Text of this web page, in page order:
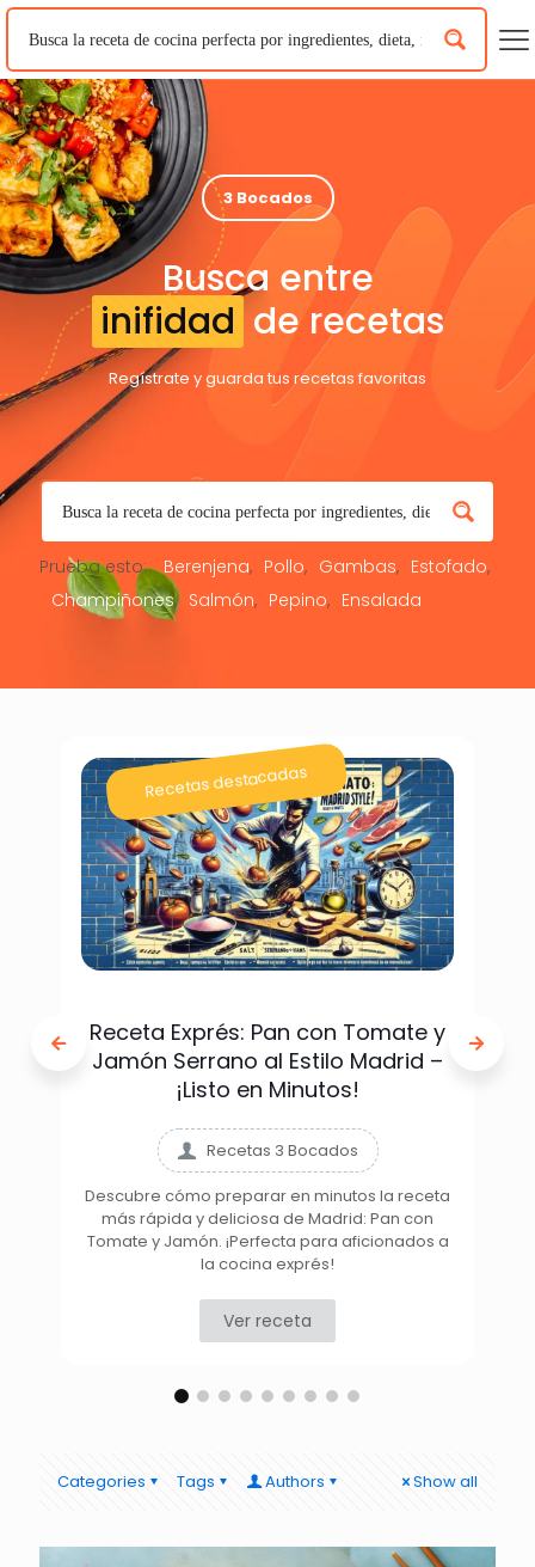
3 Bocados
Busca entre
inifidad de recetas
Regístrate y guarda tus recetas favoritas
Prueba esto: Berenjena Pollo Gambas
Estofado
Champiñones
Salmón Pepino Ensalada
Recetas destacadas
Receta Exprés: Pan con Tomate y
Jamón Serrano al Estilo Madrid –
¡Listo en Minutos!
Recetas 3 Bocados
Descubre cómo preparar en minutos la receta
más rápida y deliciosa de Madrid: Pan con
Tomate y Jamón. ¡Perfecta para aficionados a
la cocina exprés!
Ver receta
Categories Tags Authors Show all